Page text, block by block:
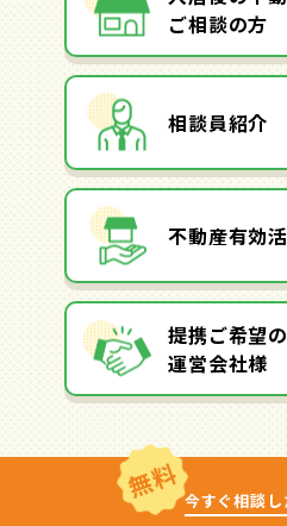
ご相談の方
相談員紹介
不動産有効
提携ご希望
運営会社様
無料 今すぐ相談